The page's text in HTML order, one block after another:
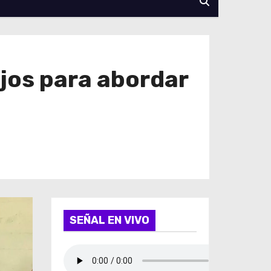
para abordar
SEÑAL EN VIVO